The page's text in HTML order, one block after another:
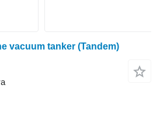
vacuum tanker (Tandem)